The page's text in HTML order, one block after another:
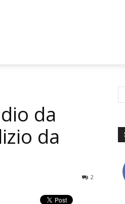
da
da
2